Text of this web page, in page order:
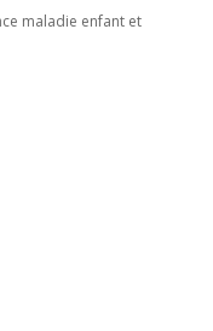
maladie enfant et